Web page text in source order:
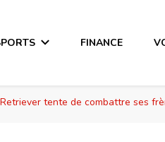
FINANCE
tente de combattre ses